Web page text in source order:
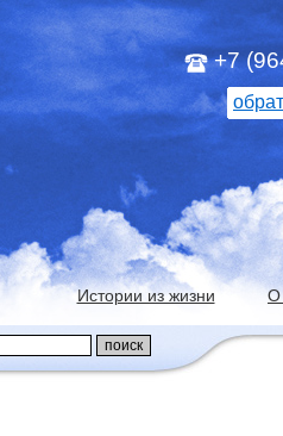
+7
Истории из жизни О